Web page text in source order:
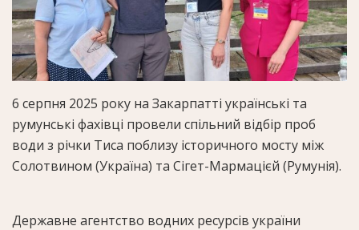
6 серпня 2025 року на Закарпатті українські та
румунські фахівці провели спільний відбір проб
води з річки Тиса поблизу історичного мосту між
Солотвином (Україна) та Сігет-Мармацієй (Румунія).
Державне агентство водних ресурсів україни